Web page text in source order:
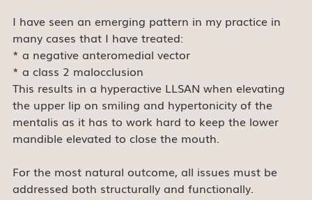
I have seen an emerging pattern in my practice in
many cases that I have treated:
* a negative anteromedial vector
* a class 2 malocclusion
This results in a hyperactive LLSAN when elevating
the upper lip on smiling and hypertonicity of the
mentalis as it has to work hard to keep the lower
mandible elevated to close the mouth.
For the most natural outcome, all issues must be
addressed both structurally and functionally.